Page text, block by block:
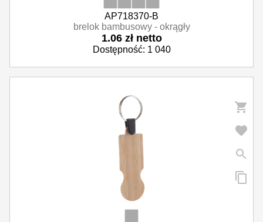
AP718370-B
brelok bambusowy - okrągły
1.06 zł netto
Dostępność: 1 040